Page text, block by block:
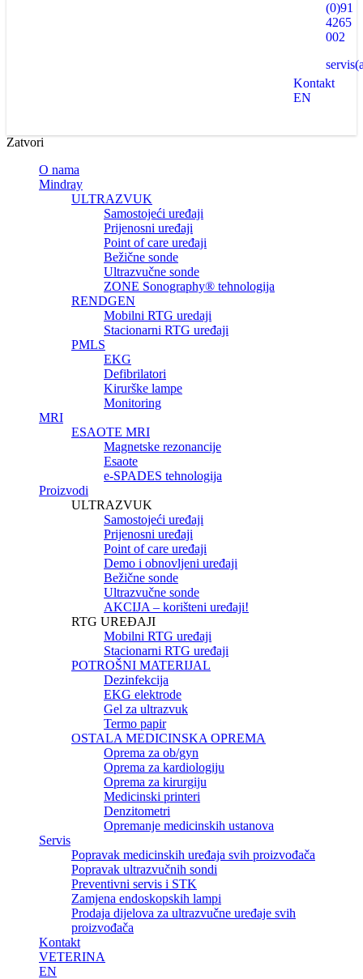
(0)91
4265
002
Kontakt
EN
Zatvori
O nama
Mindray
ULTRAZVUK
Samostojeći uređaji
Prijenosni uređaji
Point of care uređaji
Bežične sonde
Ultrazvučne sonde
ZONE Sonography® tehnologija
RENDGEN
Mobilni RTG uredaji
Stacionarni RTG uređaji
PMLS
EKG
Defibrilatori
Kirurške lampe
Monitoring
MRI
ESAOTE MRI
Magnetske rezonancije
Esaote
e-SPADES tehnologija
Proizvodi
ULTRAZVUK
Samostojeći uređaji
Prijenosni uređaji
Point of care uređaji
Demo i obnovljeni uređaji
Bežične sonde
Ultrazvučne sonde
AKCIJA – korišteni uređaji!
RTG UREĐAJI
Mobilni RTG uređaji
Stacionarni RTG uređaji
POTROŠNI MATERIJAL
Dezinfekcija
EKG elektrode
Gel za ultrazvuk
Termo papir
OSTALA MEDICINSKA OPREMA
Oprema za ob/gyn
Oprema za kardiologiju
Oprema za kirurgiju
Medicinski printeri
Denzitometri
Opremanje medicinskih ustanova
Servis
Popravak medicinskih uređaja svih proizvođača
Popravak ultrazvučnih sondi
Preventivni servis i STK
Zamjena endoskopskih lampi
Prodaja dijelova za ultrazvučne uređaje svih
proizvođača
Kontakt
VETERINA
EN